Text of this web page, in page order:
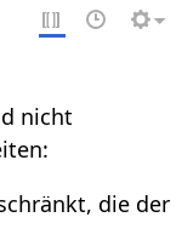
nicht
die der